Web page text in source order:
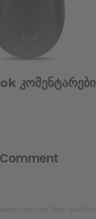
კომენტარები